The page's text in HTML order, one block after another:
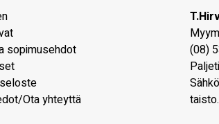
sopimusehdot
Ota yhteyttä
(08)